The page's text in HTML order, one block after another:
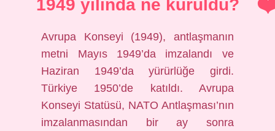
1949 yılında ne kuruldu?
Avrupa Konseyi (1949), antlaşmanın
metni Mayıs 1949’da imzalandı ve
Haziran 1949’da yürürlüğe girdi.
Türkiye 1950’de katıldı. Avrupa
Konseyi Statüsü, NATO Antlaşması’nın
imzalanmasından bir ay sonra